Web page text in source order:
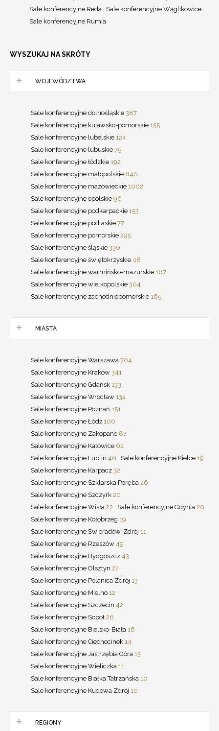
Sale konferencyjne Reda
Sale konferencyjne Wąglikowice
Sale konferencyjne Rumia
WYSZUKAJ NA SKRÓTY
WOJEWÓDZTWA
Sale konferencyjne dolnośląskie 387
Sale konferencyjne kujawsko-pomorskie 155
Sale konferencyjne lubelskie 124
Sale konferencyjne lubuskie 75
Sale konferencyjne łódzkie 192
Sale konferencyjne małopolskie 640
Sale konferencyjne mazowieckie 1002
Sale konferencyjne opolskie 96
Sale konferencyjne podkarpackie 153
Sale konferencyjne podlaskie 77
Sale konferencyjne pomorskie 295
Sale konferencyjne śląskie 330
Sale konferencyjne świętokrzyskie 48
Sale konferencyjne warmińsko-mazurskie 167
Sale konferencyjne wielkopolskie 304
Sale konferencyjne zachodniopomorskie 165
MIASTA
Sale konferencyjne Warszawa 704
Sale konferencyjne Kraków 341
Sale konferencyjne Gdańsk 133
Sale konferencyjne Wrocław 134
Sale konferencyjne Poznań 151
Sale konferencyjne Łódź 100
Sale konferencyjne Zakopane 87
Sale konferencyjne Katowice 64
Sale konferencyjne Lublin 46 Sale konferencyjne Kielce 19
Sale konferencyjne Karpacz 32
Sale konferencyjne Szklarska Poręba 26
Sale konferencyjne Szczyrk 20
Sale konferencyjne Wisła 22 Sale konferencyjne Gdynia 20
Sale konferencyjne Kołobrzeg 19
Sale konferencyjne Świeradów-Zdrój 11
Sale konferencyjne Rzeszów 49
Sale konferencyjne Bydgoszcz 43
Sale konferencyjne Olsztyn 22
Sale konferencyjne Polanica Zdrój 13
Sale konferencyjne Mielno 12
Sale konferencyjne Szczecin 42
Sale konferencyjne Sopot 26
Sale konferencyjne Bielsko-Biała 16
Sale konferencyjne Ciechocinek 14
Sale konferencyjne Jastrzębia Góra 13
Sale konferencyjne Wieliczka 11
Sale konferencyjne Białka Tatrzańska 10
Sale konferencyjne Kudowa Zdrój 10
REGIONY